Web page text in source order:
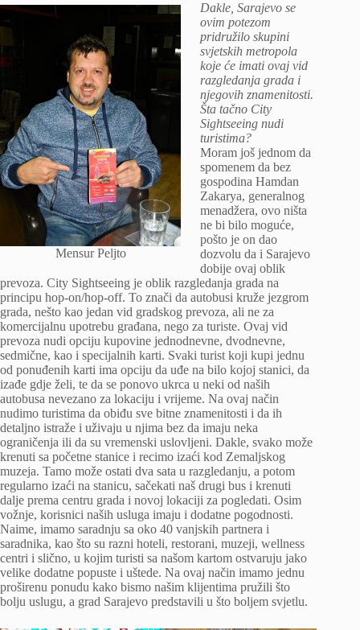
Mensur Peljto
Dakle, Sarajevo se
ovim potezom
pridružilo skupini
svjetskih metropola
koje će imati ovaj vid
razgledanja grada i
njegovih znamenitosti.
Šta tačno City
Sightseeing nudi
turistima?
Moram još jednom da
spomenem da bez
gospodina Hamdan
Zakarya, generalnog
menadžera, ovo ništa
ne bi bilo moguće,
pošto je on dao
dozvolu da i Sarajevo
dobije ovaj oblik
prevoza. City Sightseeing je oblik razgledanja grada na
principu hop-on/hop-off. To znači da autobusi kruže jezgrom
grada, nešto kao jedan vid gradskog prevoza, ali ne za
komercijalnu upotrebu građana, nego za turiste. Ovaj vid
prevoza nudi opciju kupovine jednodnevne, dvodnevne,
sedmične, kao i specijalnih karti. Svaki turist koji kupi jednu
od ponuđenih karti ima opciju da uđe na bilo kojoj stanici, da
izađe gdje želi, te da se ponovo ukrca u neki od naših
autobusa nevezano za lokaciju i vrijeme. Na ovaj način
nudimo turistima da obiđu sve bitne znamenitosti i da ih
detaljno istraže i uživaju u njima bez da imaju neka
ograničenja ili da su vremenski uslovljeni. Dakle, svako može
krenuti sa početne stanice i recimo izaći kod Zemaljskog
muzeja. Tamo može ostati dva sata u razgledanju, a potom
regularno izaći na stanicu, sačekati naš drugi bus i krenuti
dalje prema centru grada i novoj lokaciji za pogledati. Osim
vožnje, korisnici naših usluga imaju i dodatne pogodnosti.
Naime, imamo saradnju sa oko 40 vanjskih partnera i
saradnika, kao što su razni hoteli, restorani, muzeji, wellness
centri i slično, u kojim turisti sa našom kartom ostvaruju jako
velike dodatne popuste i uštede. Na ovaj način imamo jednu
proširenu ponudu kako bismo našim klijentima pružili što
bolju uslugu, a grad Sarajevo predstavili u što boljem svjetlu.